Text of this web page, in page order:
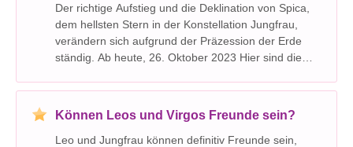
Der richtige Aufstieg und die Deklination von Spica,
dem hellsten Stern in der Konstellation Jungfrau,
verändern sich aufgrund der Präzession der Erde
ständig. Ab heute, 26. Oktober 2023 Hier sind die
Deklination: -11 ° 09 41 Wichtiger Hi
Können Leos und Virgos Freunde sein?
Leo und Jungfrau können definitiv Freunde sein,